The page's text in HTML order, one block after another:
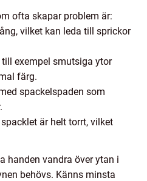
ofta skapar problem är:
vilket kan leda till sprickor
exempel smutsiga ytor
färg.
spackelspaden som
är helt torrt, vilket
handen vandra över ytan i
behövs. Känns minsta